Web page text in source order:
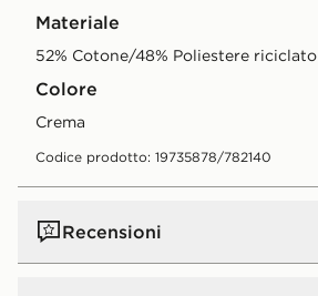
Materiale
52% Cotone/48% Poliestere riciclato
Colore
crema
Codice prodotto: 19735878/782140
Recensioni